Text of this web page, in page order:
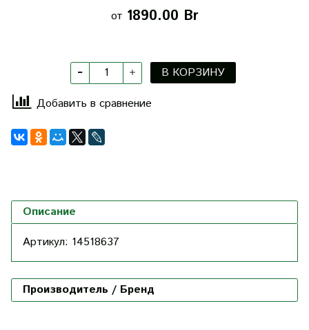
от 1890.00 Br
В КОРЗИНУ
Добавить в сравнение
Описание
Артикул: 14518637
Производитель / Бренд